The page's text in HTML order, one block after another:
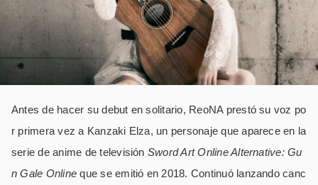
Antes de hacer su debut en solitario, ReoNA prestó su voz po
r primera vez a Kanzaki Elza, un personaje que aparece en la
serie de anime de televisión Sword Art Online Alternative: Gu
n Gale Online que se emitió en 2018. Continuó lanzando canc